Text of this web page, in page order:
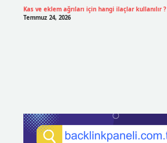
Kas ve eklem ağrıları için hangi ilaçlar kullanılır ?
Temmuz 24, 2026